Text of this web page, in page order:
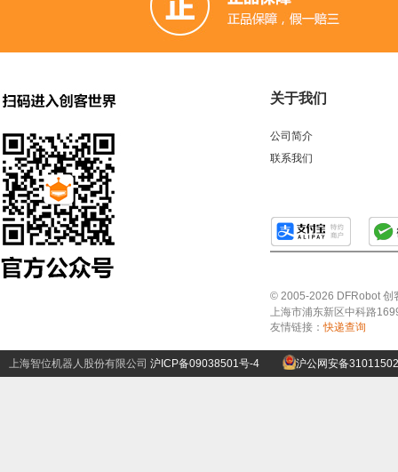
关于我们
公司简介
联系我们
© 2005-2026 DFRobot 创
上海市浦东新区中科路
友情链接：快递查询
上海智位机器人股份有限公司 沪ICP备09038501号-4 沪公网安备